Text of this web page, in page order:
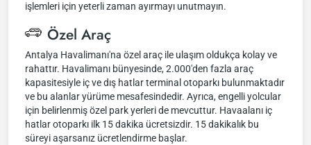
işlemleri için yeterli zaman ayırmayı unutmayın.
Özel Araç
Antalya Havalimanı'na özel araç ile ulaşım oldukça kolay ve
rahattır. Havalimanı bünyesinde, 2.000'den fazla araç
kapasitesiyle iç ve dış hatlar terminal otoparkı bulunmaktadır
ve bu alanlar yürüme mesafesindedir. Ayrıca, engelli yolcular
için belirlenmiş özel park yerleri de mevcuttur. Havaalanı iç
hatlar otoparkı ilk 15 dakika ücretsizdir. 15 dakikalık bu
süreyi aşarsanız ücretlendirme başlar.